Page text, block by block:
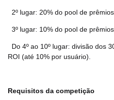
2º lugar: 20% do pool de
3º lugar: 10% do pool de
Do 4º ao 10º lugar: divisão dos
ROI (até 10% por usuário).
Requisitos da competição